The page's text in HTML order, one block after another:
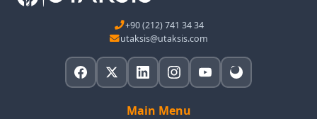
+90 (212) 741 34 34
utaksis@utaksis.com
Main Menu